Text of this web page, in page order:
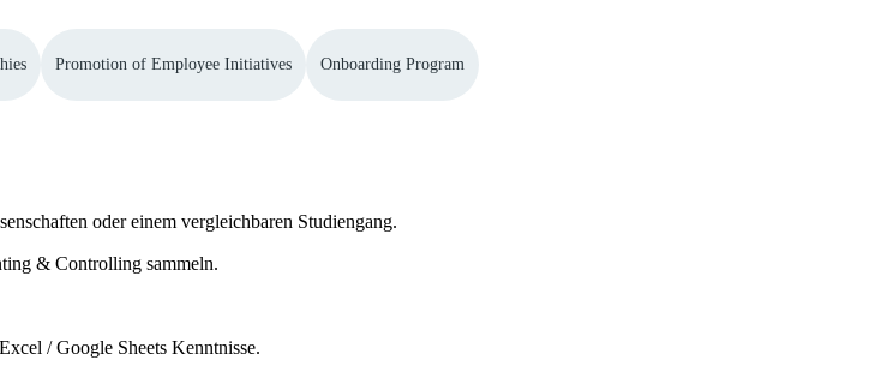
Promotion of Employee Initiatives Onboarding Program
oder einem vergleichbaren Studiengang.
& Controlling sammeln.
/ Google Sheets Kenntnisse.